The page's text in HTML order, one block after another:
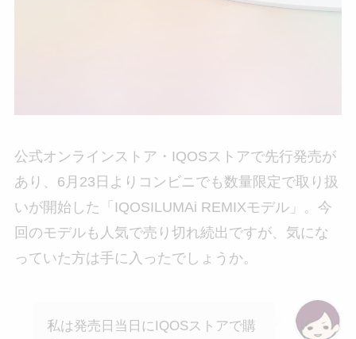
公式オンラインストア・IQOSストアで先行発売が
あり、6月23日よりコンビニでも数量限定で取り扱
いが開始した「IQOSILUMAi REMIXモデル」。今
回のモデルも人気で売り切れ続出ですが、気にな
っていた方は手に入ったでしょうか。
私は発売日当日にIQOSストアで購